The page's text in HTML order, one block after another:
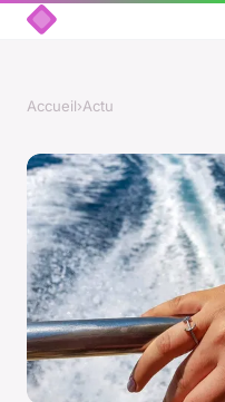
Accueil›Actu